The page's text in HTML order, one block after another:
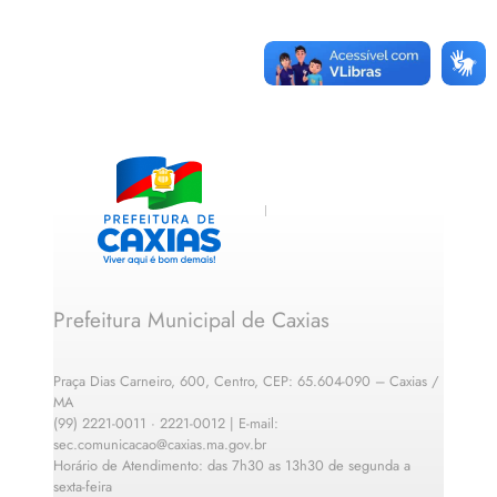
Prefeitura Municipal de Caxias
Praça Dias Carneiro, 600, Centro, CEP: 65.604-090 – Caxias /
MA
(99) 2221-0011 · 2221-0012 | E-mail:
sec.comunicacao@caxias.ma.gov.br
Horário de Atendimento: das 7h30 as 13h30 de segunda a
sexta-feira